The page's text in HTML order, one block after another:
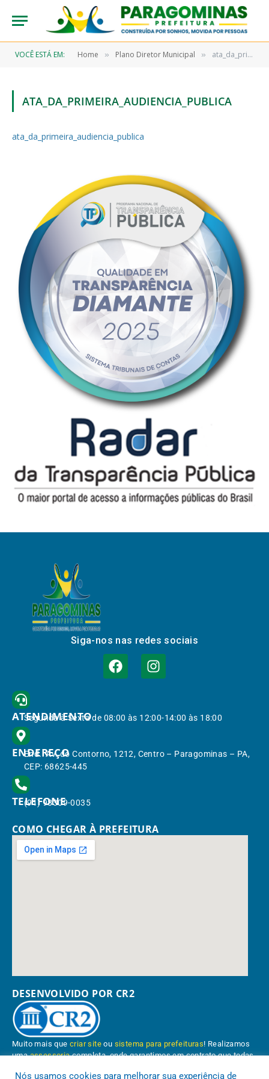
VOCÊ ESTÁ EM: Home » Plano Diretor Municipal » ata_da_primeira_audiencia_publica
ATA_DA_PRIMEIRA_AUDIENCIA_PUBLICA
ata_da_primeira_audiencia_publica
Siga-nos nas redes sociais
ATENDIMENTO
Segunda à Sexta de 08:00 às 12:00-14:00 às 18:00
ENDEREÇO
End.: Av. do Contorno, 1212, Centro – Paragominas – PA,
CEP: 68625-445
TELEFONE
(91) 98309-0035
COMO CHEGAR À PREFEITURA
DESENVOLVIDO POR CR2
Muito mais quecriar site ou sistema para prefeituras! Realizamos
umaassessoriacompleta, onde garantimos em contrato que todas
Nós usamos cookies para melhorar sua experiência de